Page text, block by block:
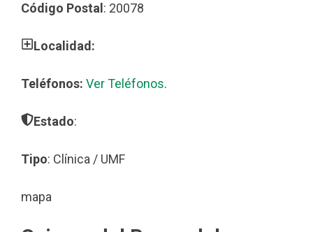
Código Postal : 20078
Localidad:
Teléfonos: Ver Teléfonos.
Estado:
Tipo: Clínica / UMF
mapa